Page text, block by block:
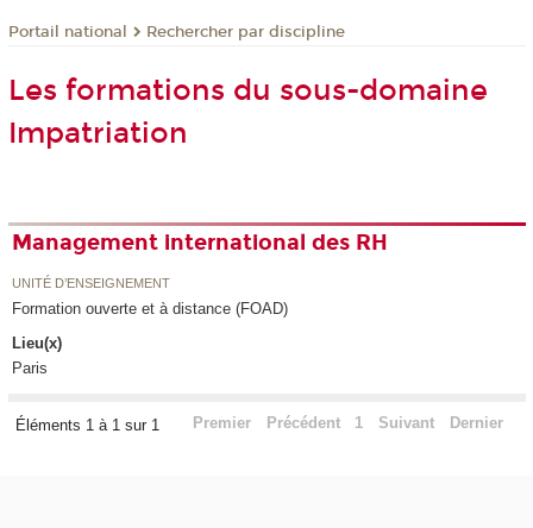
Portail national Rechercher par discipline
Les formations du sous-domaine
Impatriation
Management international des RH
UNITÉ D’ENSEIGNEMENT
Formation ouverte et à distance (FOAD)
Lieu(x)
Paris
Éléments 1 à 1 sur 1 Premier Précédent 1 Suivant Dernier